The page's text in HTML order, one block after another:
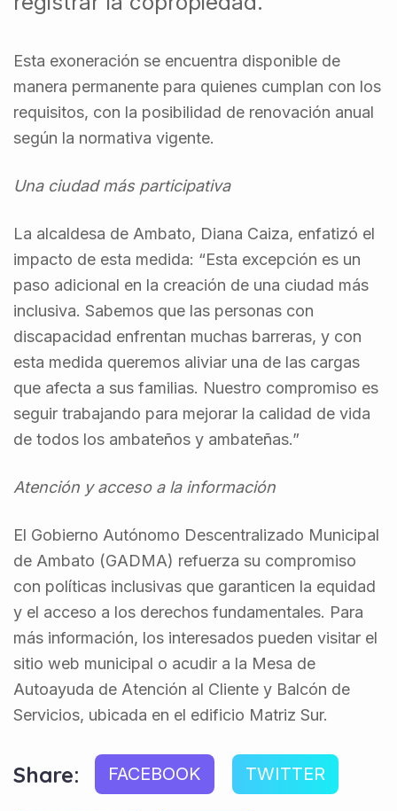
Esta exoneración se encuentra disponible de
manera permanente para quienes cumplan con los
requisitos, con la posibilidad de renovación anual
según la normativa vigente.
Una ciudad más participativa
La alcaldesa de Ambato, Diana Caiza, enfatizó el
impacto de esta medida: “Esta excepción es un
paso adicional en la creación de una ciudad más
inclusiva. Sabemos que las personas con
discapacidad enfrentan muchas barreras, y con
esta medida queremos aliviar una de las cargas
que afecta a sus familias. Nuestro compromiso es
seguir trabajando para mejorar la calidad de vida
de todos los ambateños y ambateñas.”
Atención y acceso a la información
El Gobierno Autónomo Descentralizado Municipal
de Ambato (GADMA) refuerza su compromiso
con políticas inclusivas que garanticen la equidad
y el acceso a los derechos fundamentales. Para
más información, los interesados pueden visitar el
sitio web municipal o acudir a la Mesa de
Autoayuda de Atención al Cliente y Balcón de
Servicios, ubicada en el edificio Matriz Sur.
Share: FACEBOOK TWITTER